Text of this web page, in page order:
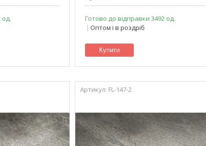
од.
Готово до відправки 3492 од.
Оптом і в роздріб
Купити
FL-147-2